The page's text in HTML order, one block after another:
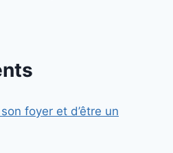
foyer et d’être un